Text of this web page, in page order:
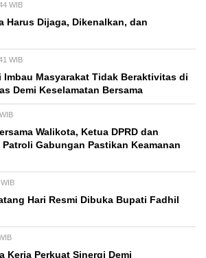
WIB
Harus Dijaga, Dikenalkan, dan
WIB
Imbau Masyarakat Tidak Beraktivitas di
Demi Keselamatan Bersama
Walikota, Ketua DPRD dan
Patroli Gabungan Pastikan Keamanan
Hari Resmi Dibuka Bupati Fadhil
Kerja Perkuat Sinergi Demi